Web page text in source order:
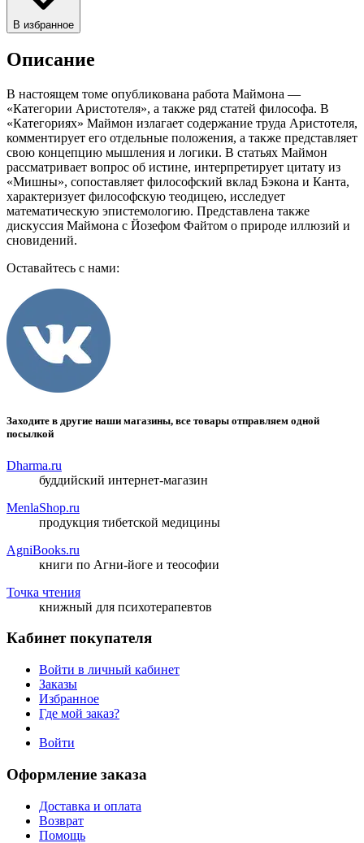
В избранное
Описание
В настоящем томе опубликована работа Маймона —
«Категории Аристотеля», а также ряд статей философа. В
«Категориях» Маймон излагает содержание труда Аристотеля,
комментирует его отдельные положения, а также представляет
свою концепцию мышления и логики. В статьях Маймон
рассматривает вопрос об истине, интерпретирует цитату из
«Мишны», сопоставляет философский вклад Бэкона и Канта,
характеризует философскую теодицею, исследует
математическую эпистемологию. Представлена также
дискуссия Маймона с Йозефом Файтом о природе иллюзий и
сновидений.
Оставайтесь с нами:
Заходите в другие наши магазины, все товары отправляем одной
посылкой
Dharma.ru
буддийский интернет-магазин
MenlaShop.ru
продукция тибетской медицины
AgniBooks.ru
книги по Агни-йоге и теософии
Точка чтения
книжный для психотерапевтов
Кабинет покупателя
Войти в личный кабинет
Заказы
Избранное
Где мой заказ?
Войти
Оформление заказа
Доставка и оплата
Возврат
Помощь